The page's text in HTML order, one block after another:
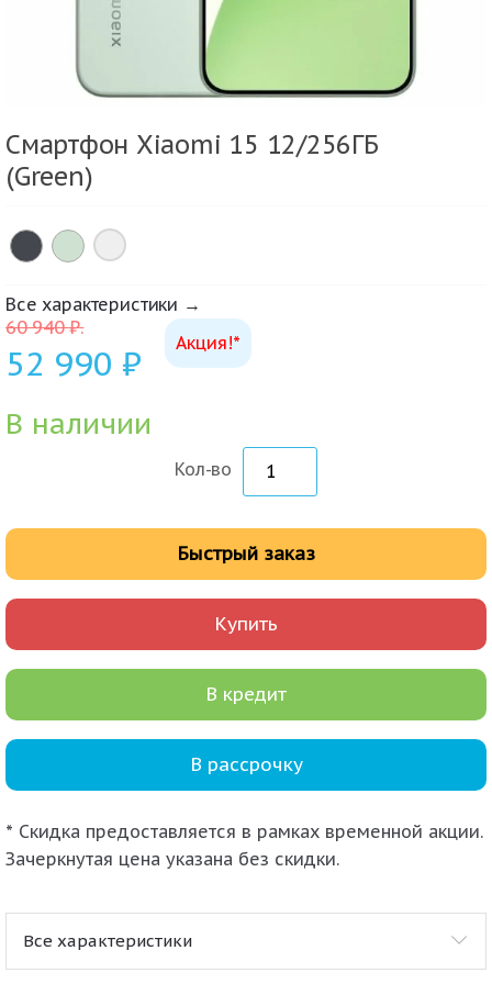
Смартфон Xiaomi 15 12/256ГБ
(Green)
×
Все характеристики →
Акция!*
60 940₽.
52 990 ₽
В наличии
Кол-во
Купить
Быстрый заказ
В кредит
В рассрочку
* Скидка предоставляется в рамках временной акции.
Зачеркнутая цена указана без скидки.
Все характеристики